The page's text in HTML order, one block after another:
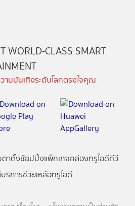
WORLD-CLASS SMART
มบันเทิงระดับโลกตรงใจคุณ
ตาตั้งช้อปปิ้งแพ็กเกจกล่องทรูไอดีทีวี
บริการช่วยเหลือทรูไอดี